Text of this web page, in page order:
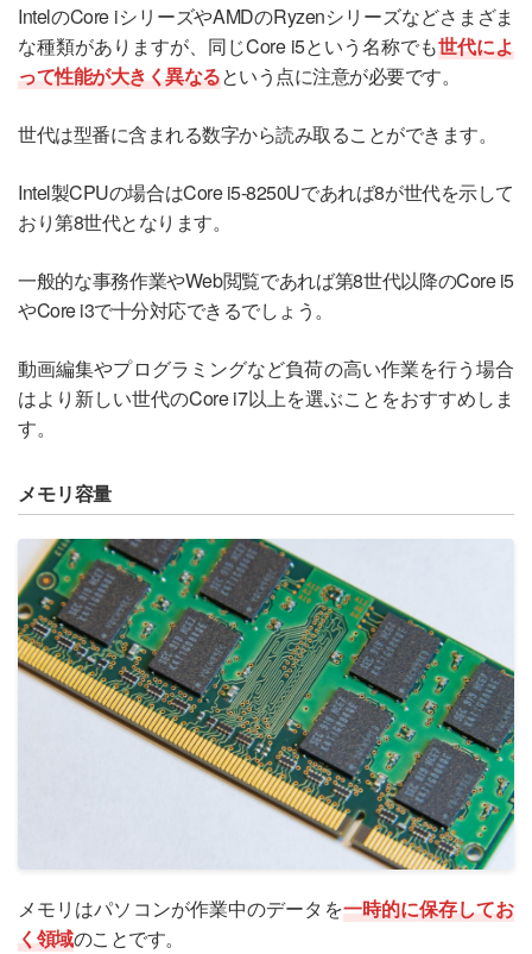
IntelのCore iシリーズやAMDのRyzenシリーズなどさまざま
な種類がありますが、同じCore i5という名称でも世代によ
って性能が大きく異なるという点に注意が必要です。
世代は型番に含まれる数字から読み取ることができます。
Intel製CPUの場合はCore i5-8250Uであれば8が世代を示して
おり第8世代となります。
一般的な事務作業やWeb閲覧であれば第8世代以降のCore i5
やCore i3で十分対応できるでしょう。
動画編集やプログラミングなど負荷の高い作業を行う場合
はより新しい世代のCore i7以上を選ぶことをおすすめしま
す。
メモリ容量
メモリはパソコンが作業中のデータを一時的に保存してお
く領域のことです。